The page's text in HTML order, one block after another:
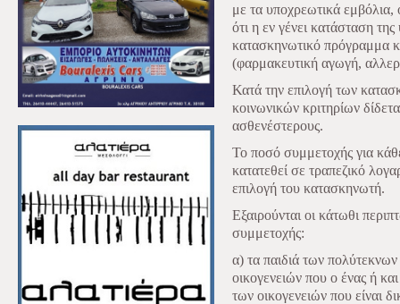
με τα υποχρεωτικά εμβόλια,
ότι η εν γένει κατάσταση
κατασκηνωτικό πρόγραμμα
(φαρμακευτική αγωγή,
Κατά την επιλογή των
κοινωνικών κριτηρίων
ασθενέστερους.
Το ποσό συμμετοχής για
κατατεθεί σε τραπεζικό
επιλογή του κατασκηνωτή.
Εξαιρούνται οι κάτωθι
συμμετοχής:
α) τα παιδιά των
οικογενειών που ο ένας ή
των οικογενειών που είναι